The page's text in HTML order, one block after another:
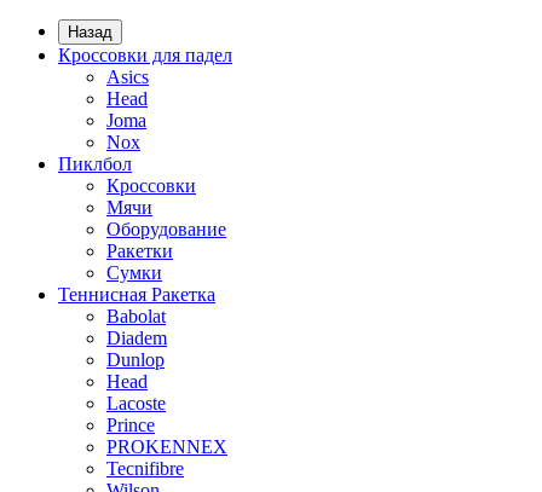
Назад
Кроссовки для падел
Asics
Head
Joma
Nox
Пиклбол
Кроссовки
Мячи
Оборудование
Ракетки
Сумки
Теннисная Ракетка
Babolat
Diadem
Dunlop
Head
Lacoste
Prince
PROKENNEX
Tecnifibre